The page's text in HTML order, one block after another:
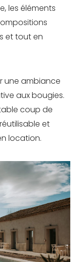
les éléments
et tout en
une ambiance
aux bougies.
coup de
et
location.